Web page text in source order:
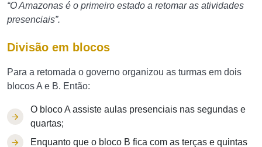
“O Amazonas é o primeiro estado a retomar as atividades
presenciais”.
Divisão em blocos
Para a retomada o governo organizou as turmas em dois
blocos A e B. Então:
O bloco A assiste aulas presenciais nas segundas e
quartas;
Enquanto que o bloco B fica com as terças e quintas